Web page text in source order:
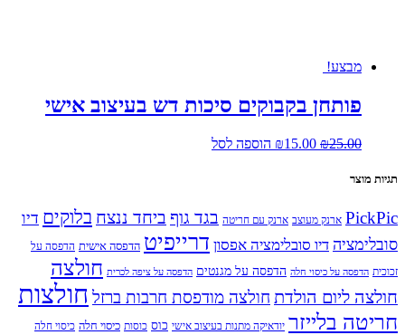
מבצע!
פותחן בקבוקים סיכות דש בעיצוב אישי
₪25.00
המחיר₪15.00
המחיר
הוספה לסל
תגיות מוצר
PickPic ארנק מעוצב ארנק עם חריטה בגד גוף ביחד ננצח בלוקים דיו
סובלימציה דיו סובלימציה אפסון דרייפיט הדפסה אישית הדפסה על
זכוכית הדפסה על כיסוי חלה הדפסה על מגנטים הדפסה על ציפה לכרית חולצה
חולצה ליום הולדת חולצה מודפסת חרבות ברזל חולצות
חריטה בלייזר יודאיקה מתנות בעיצוב אישי כוס כוסות כיסוי חלה כיסוי חלה